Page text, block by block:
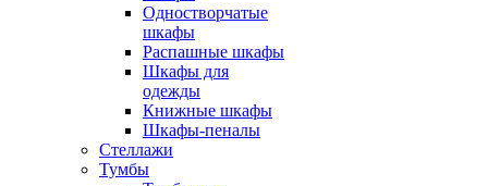
Одностворчатые
шкафы
Распашные шкафы
Шкафы для
одежды
Книжные шкафы
Шкафы-пеналы
Стеллажи
Тумбы